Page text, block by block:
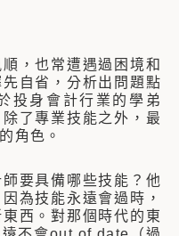
，也常遭遇過困境和
自省，分析出問題點
投身會計行業的學弟
了專業技能之外，最
角色。
要具備哪些技能？他
為技能永遠會過時，
西。對那個時代的東